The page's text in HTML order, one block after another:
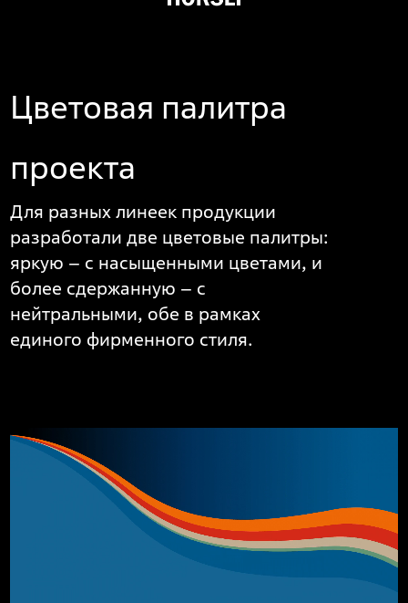
Цветовая палитра
проекта
Для разных линеек продукции
разработали две цветовые палитры:
яркую – с насыщенными цветами, и
более сдержанную – с
нейтральными, обе в рамках
единого фирменного стиля.